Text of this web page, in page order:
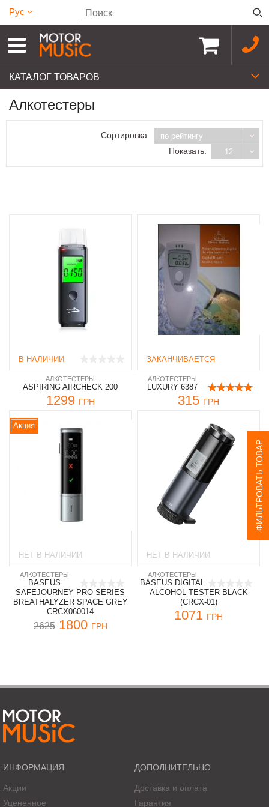
Рус
КАТАЛОГ ТОВАРОВ
ФИЛЬТРОВАТЬ ТОВАР
Алкотестеры
Сортировка: по рейтингу
Показать: 12
В НАЛИЧИИ
АЛКОТЕСТЕРЫ
ASPIRING AIRCHECK 200
1299 ГРН
ЗАКАНЧИВАЕТСЯ
АЛКОТЕСТЕРЫ
LUXURY 6387
315 ГРН
Акция
НЕТ В НАЛИЧИИ
АЛКОТЕСТЕРЫ
BASEUS
SAFEJOURNEY PRO SERIES
BREATHALYZER SPACE GREY
CRCX060014
26251800 ГРН
НЕТ В НАЛИЧИИ
АЛКОТЕСТЕРЫ
BASEUS DIGITAL
ALCOHOL TESTER BLACK
(CRCX-01)
1071 ГРН
ИНФОРМАЦИЯ
Акции
Уцененное
ДОПОЛНИТЕЛЬНО
Доставка и оплата
Гарантия